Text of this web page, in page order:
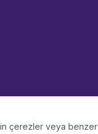
çerezler veya benzer